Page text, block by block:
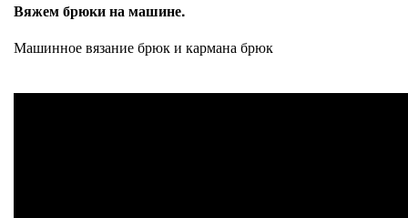
Вяжем брюки на машине.
Машинное вязание брюк и кармана брюк